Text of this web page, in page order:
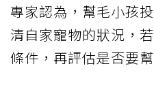
專家認為，幫毛小孩
清自家寵物的狀況，
條件，再評估是否要